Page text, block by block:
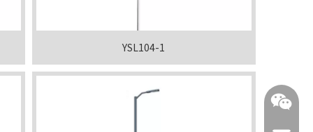
YSL104-1